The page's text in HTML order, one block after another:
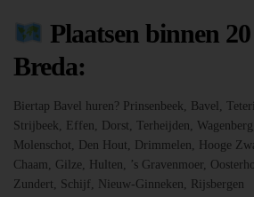
Plaatsen binnen
Breda:
Biertap Bavel huren? Prinsenbeek, Bavel,
Strijbeek, Effen, Dorst, Terheijden,
Molenschot, Den Hout, Drimmelen, Hooge
Chaam, Gilze, Hulten, ’s Gravenmoer,
Zundert, Schijf, Nieuw-Ginneken, Rijsbergen